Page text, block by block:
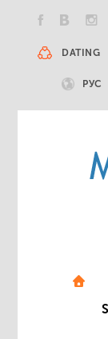
DATING
РУС